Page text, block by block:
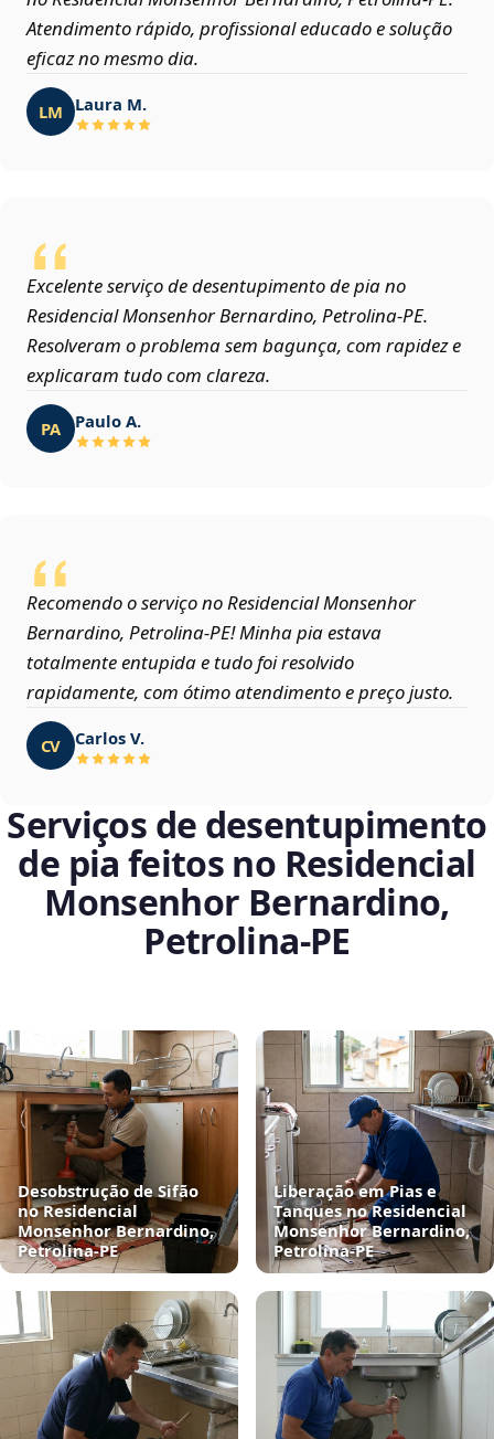
Atendimento rápido, profissional educado e solução
eficaz no mesmo dia.
LM Laura M.
Excelente serviço de desentupimento de pia no
Residencial Monsenhor Bernardino, Petrolina‑PE.
Resolveram o problema sem bagunça, com rapidez e
explicaram tudo com clareza.
PA Paulo A.
Recomendo o serviço no Residencial Monsenhor
Bernardino, Petrolina‑PE! Minha pia estava
totalmente entupida e tudo foi resolvido
rapidamente, com ótimo atendimento e preço justo.
CV Carlos V.
Serviços de desentupimento
de pia feitos no Residencial
Monsenhor Bernardino,
Petrolina‑PE
Desobstrução de Sifão
no Residencial
Monsenhor Bernardino,
Petrolina‑PE
Liberação em Pias e
Tanques no Residencial
Monsenhor Bernardino,
Petrolina‑PE